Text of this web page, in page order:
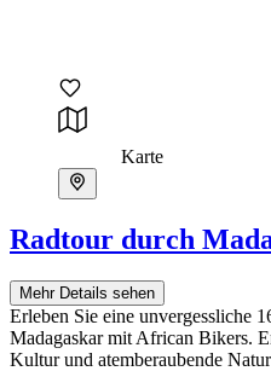
Karte
Radtour durch
Mehr Details sehen
Erleben Sie eine unvergessliche
Madagaskar mit African Bikers.
Kultur und atemberaubende